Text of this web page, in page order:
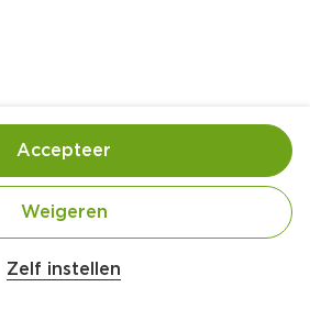
Bereiding
Zelf instellen
Weigeren
Accepteer